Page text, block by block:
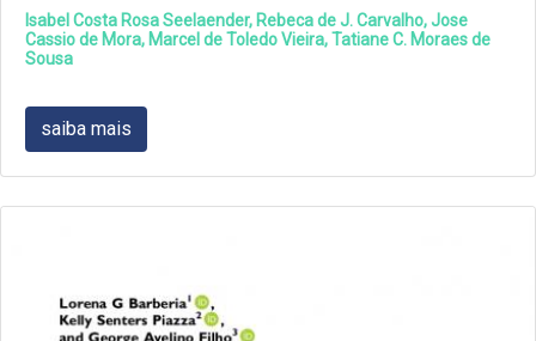
Isabel Costa Rosa Seelaender, Rebeca de J. Carvalho, Jose
Cassio de Mora, Marcel de Toledo Vieira, Tatiane C. Moraes de
Sousa
saiba mais